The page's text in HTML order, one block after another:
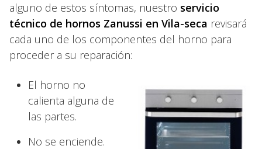
alguno de estos síntomas, nuestro servicio
técnico de hornos Zanussi en Vila-seca revisará
cada uno de los componentes del horno para
proceder a su reparación:
El horno no
calienta alguna de
las partes.
No se enciende.